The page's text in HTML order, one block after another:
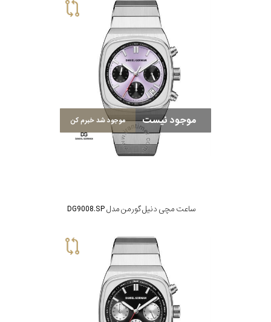
موجود نیست موجود شد خبرم کن
ساعت مچی دنیل گورمن مدل DG9008.SP